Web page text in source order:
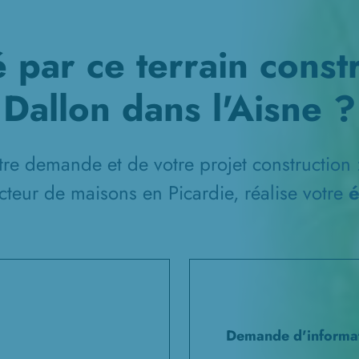
par ce terrain
Dallon dans l'Aisne ?
demande et de votre projet construction
de maisons en Picardie, réalise votre
Demande